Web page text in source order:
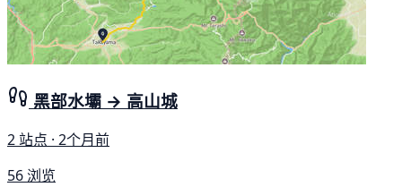
黑部水壩 → 高山城
2 站点 · 2个月前
56 浏览